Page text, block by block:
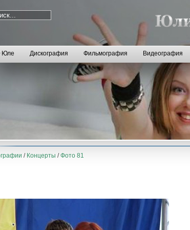
Юле Дискография Фильмография Видеография
/ Концерты /Фото 81